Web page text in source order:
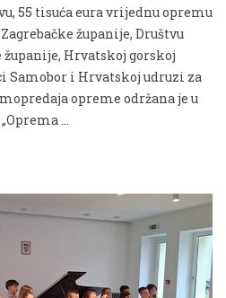
55 tisuća eura vrijednu opremu
županije, Društvu
Hrvatskoj gorskoj
Samobor i Hrvatskoj udruzi za
opreme održana je u
…